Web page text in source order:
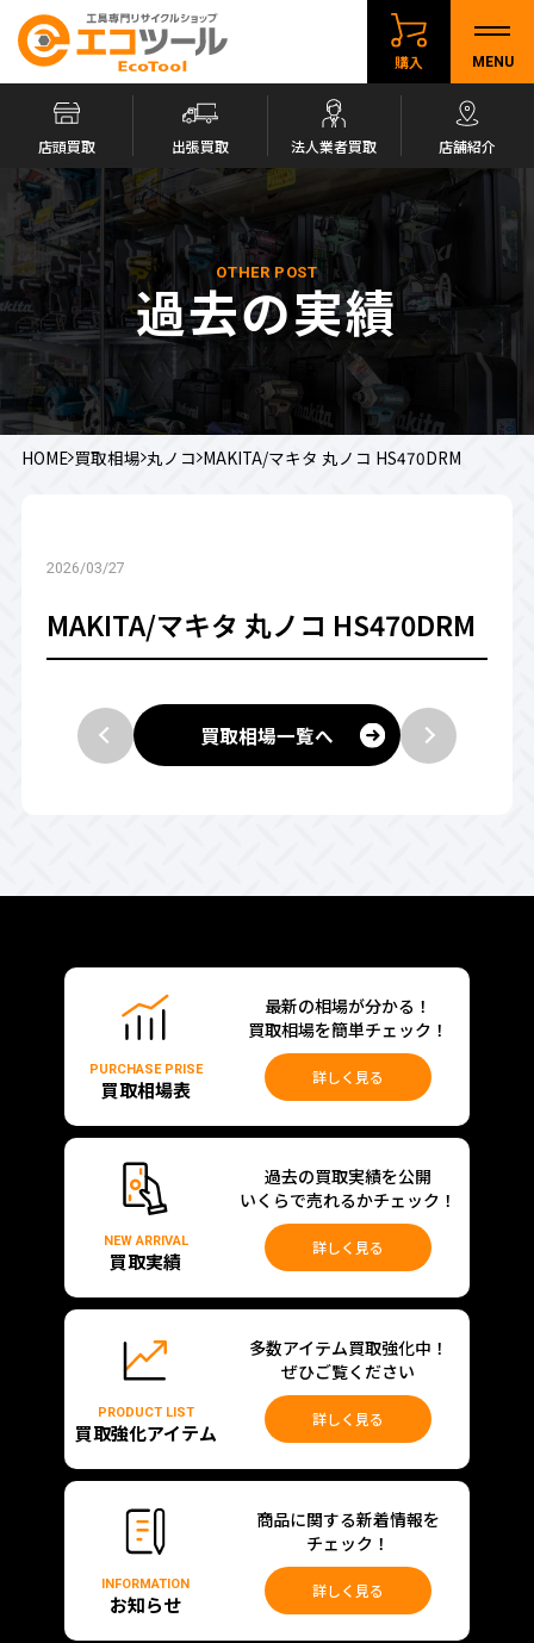
購入 MENU
店頭買取 出張買取 法人業者買取 店舗紹介
OTHER POST
過去の実績
HOME 買取相場 丸ノコ MAKITA/マキタ 丸ノコ HS470DRM
2026/03/27
MAKITA/マキタ 丸ノコ HS470DRM
買取相場一覧へ
PURCHASE PRISE
買取相場表
最新の相場が分かる！
買取相場を簡単チェック！
詳しく見る
NEW ARRIVAL
買取実績
過去の買取実績を公開
いくらで売れるかチェック！
詳しく見る
PRODUCT LIST
買取強化アイテム
多数アイテム買取強化中！
ぜひご覧ください
詳しく見る
INFORMATION
お知らせ
商品に関する新着情報を
チェック！
詳しく見る